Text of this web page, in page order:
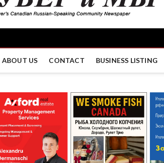
ABOUT US CONTACT BUSINESS LISTING